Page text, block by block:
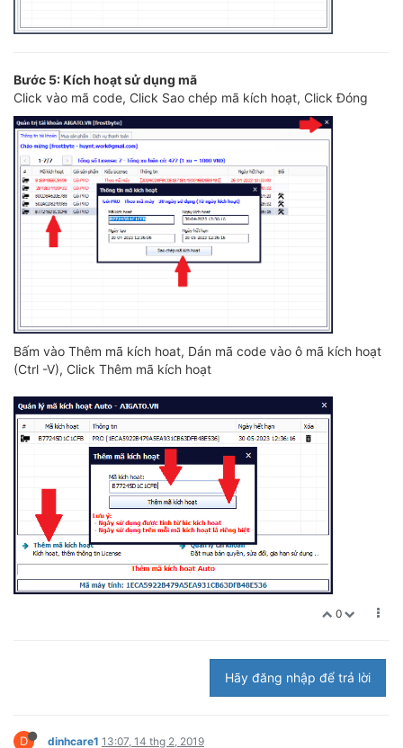
Bước 5: Kích hoạt sử dụng mã
Click vào mã code, Click Sao chép mã kích hoạt, Click Đóng
Bấm vào Thêm mã kích hoat, Dán mã code vào ô mã kích hoạt
(Ctrl -V), Click Thêm mã kích hoạt
0
Hãy đăng nhập để trả lời
D dinhcare1 13:07, 14 thg 2, 2019